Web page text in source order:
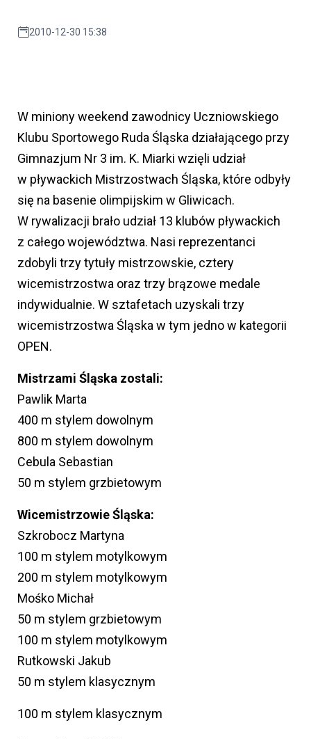
2010-12-30 15:38
W miniony weekend zawodnicy Uczniowskiego
Klubu Sportowego Ruda Śląska działającego przy
Gimnazjum Nr 3 im. K. Miarki wzięli udział
w pływackich Mistrzostwach Śląska, które odbyły
się na basenie olimpijskim w Gliwicach.
W rywalizacji brało udział 13 klubów pływackich
z całego województwa. Nasi reprezentanci
zdobyli trzy tytuły mistrzowskie, cztery
wicemistrzostwa oraz trzy brązowe medale
indywidualnie. W sztafetach uzyskali trzy
wicemistrzostwa Śląska w tym jedno w kategorii
OPEN.
Mistrzami Śląska zostali:
Pawlik Marta
400 m stylem dowolnym
800 m stylem dowolnym
Cebula Sebastian
50 m stylem grzbietowym
Wicemistrzowie Śląska:
Szkrobocz Martyna
100 m stylem motylkowym
200 m stylem motylkowym
Mośko Michał
50 m stylem grzbietowym
100 m stylem motylkowym
Rutkowski Jakub
50 m stylem klasycznym
100 m stylem klasycznym